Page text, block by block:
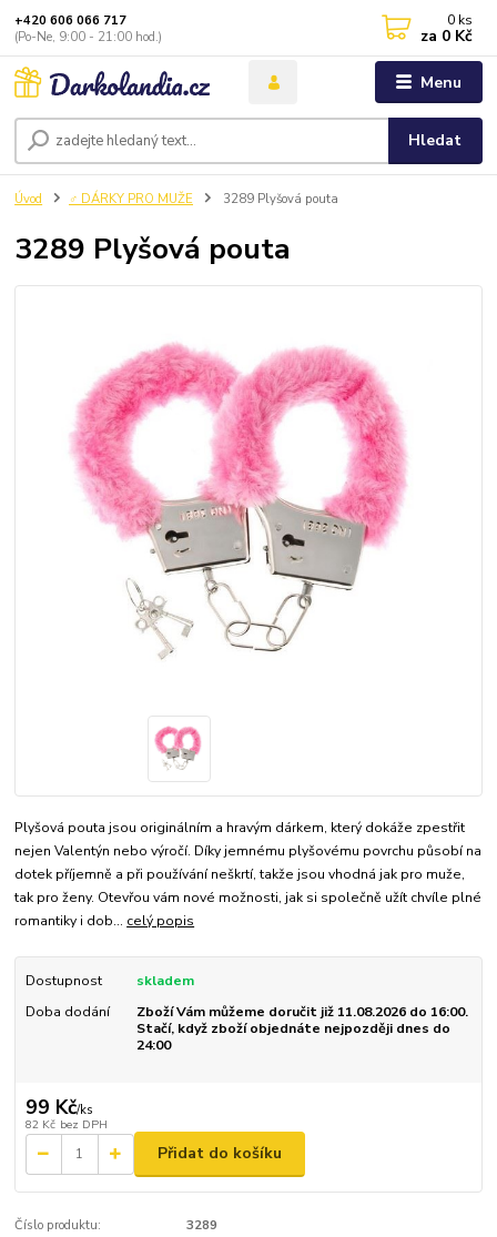
Menu
Hledat
+420 606 066 717
(Po-Ne, 9:00 - 21:00 hod.)
0 ks
za 0 Kč
Úvod ♂️ DÁRKY PRO MUŽE 3289 Plyšová pouta
3289 Plyšová pouta
Plyšová pouta jsou originálním a hravým dárkem, který dokáže zpestřit
nejen Valentýn nebo výročí. Díky jemnému plyšovému povrchu působí na
dotek příjemně a při používání neškrtí, takže jsou vhodná jak pro muže,
tak pro ženy. Otevřou vám nové možnosti, jak si společně užít chvíle plné
romantiky i dob... celý popis
Dostupnost
skladem
Doba dodání
Zboží Vám můžeme doručit již 11.08.2026 do 16:00.
Stačí, když zboží objednáte nejpozději dnes do
24:00
99 Kč/ks
82 Kč bez DPH
Přidat do košíku
Číslo produktu: 3289